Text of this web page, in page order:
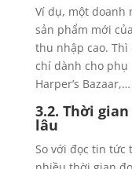
Ví dụ, một doanh
sản phẩm mới
thu nhập cao. Thì
chí dành cho phụ
Harper’s Bazaar,…
3.2. Thời
lâu
So với đọc tin tức